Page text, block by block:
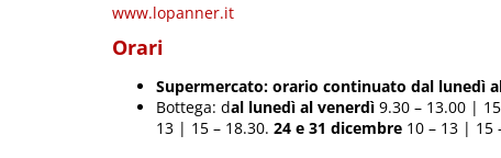
www.lopanner.it
Orari
Supermercato: orario continuato dal lunedì
Bottega: dal lunedì al venerdì 9.30 – 13.00 |
13 | 15 – 18.30. 24 e 31 dicembre 10 – 13 | 15